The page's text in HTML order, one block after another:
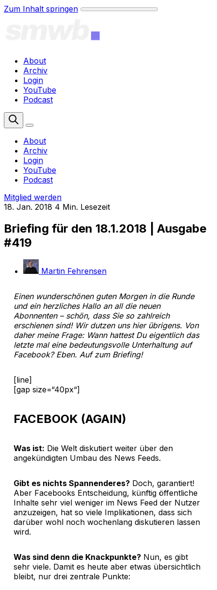
Zum Inhalt springen
About
Archiv
Login
YouTube
Podcast
About
Archiv
Login
YouTube
Podcast
Mitglied werden
18. Jan. 2018 4 Min. Lesezeit
Briefing für den 18.1.2018 | Ausgabe
#419
Martin Fehrensen
Einen wunderschönen guten Morgen in die Runde
und ein herzliches Hallo an all die neuen
Abonnenten – schön, dass Sie so zahlreich
erschienen sind! Wir dutzen uns hier übrigens. Von
daher meine Frage: Wann hattest Du eigentlich das
letzte mal eine bedeutungsvolle Unterhaltung auf
Facebook? Eben. Auf zum Briefing!
[line]
[gap size=“40px“]
FACEBOOK (AGAIN)
Was ist: Die Welt diskutiert weiter über den
angekündigten Umbau des News Feeds.
Gibt es nichts Spannenderes? Doch, garantiert!
Aber Facebooks Entscheidung, künftig öffentliche
Inhalte sehr viel weniger im News Feed der Nutzer
anzuzeigen, hat so viele Implikationen, dass sich
darüber wohl noch wochenlang diskutieren lassen
wird.
Was sind denn die Knackpunkte? Nun, es gibt
sehr viele. Damit es heute aber etwas übersichtlich
bleibt, nur drei zentrale Punkte: